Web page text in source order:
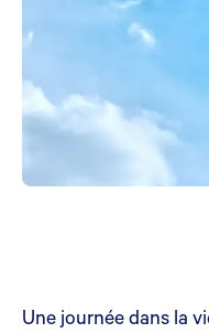
Une journée dans la